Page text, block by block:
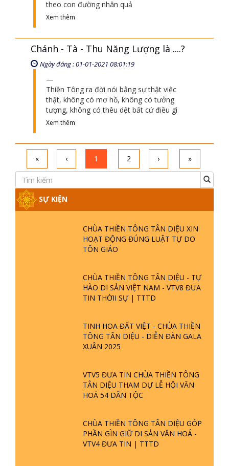
theo con đường nhân quả
Xem thêm
Chánh - Tà - Thu Năng Lượng là ....?
Ngày đăng : 01-01-2021 08:01:19
Thiền Tông ra đời nói bằng sự thật việc
thật, không có mơ hồ, không có tưởng
tượng, không có thêu dệt bất cứ điều gì
Xem thêm
« ‹ 1 2 › »
SỰ KIỆN
CHÙA THIỀN TÔNG TÂN DIỆU XIN
HOẠT ĐỘNG ĐÚNG LUẬT TỰ DO
TÔN GIÁO
CHÙA THIỀN TÔNG TÂN DIỆU - TỰ
HÀO DI SẢN VIỆT NAM - VTV8 ĐƯA
TIN THỜII SỰ | TTTD
TINH HOA ĐẤT VIỆT - CHÙA THIỀN
TÔNG TÂN DIỆU - DIỄN ĐÀN GALA
XUÂN 2025
VTV5 ĐƯA TIN CHÙA THIỀN TÔNG
TÂN DIỆU THAM DỰ LỄ HỘI VĂN
HOÁ 54 DÂN TỘC
CHÙA THIỀN TÔNG TÂN DIỆU GÓP
PHẦN GÌN GIỮ DI SẢN VĂN HOÁ -
VTV4 ĐƯA TIN | TTTD